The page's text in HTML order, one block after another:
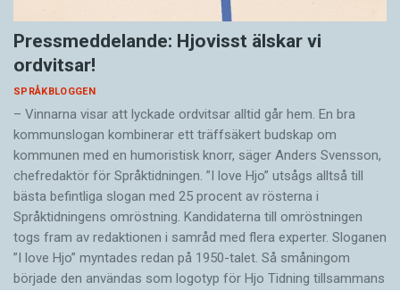
Pressmeddelande: Hjovisst älskar vi
ordvitsar!
SPRÅKBLOGGEN
– Vinnarna visar att lyckade ordvitsar alltid går hem. En bra
kommunslogan kombinerar ett träffsäkert budskap om
kommunen med en humoristisk knorr, säger Anders Svensson,
chefredaktör för Språktidningen. ”I love Hjo” utsågs alltså till
bästa befintliga slogan med 25 procent av rösterna i
Språktidningens omröstning. Kandidaterna till omröstningen
togs fram av redaktionen i samråd med flera experter. Sloganen
”I love Hjo” myntades redan på 1950-talet. Så småningom
började den användas som logotyp för Hjo Tidning tillsammans